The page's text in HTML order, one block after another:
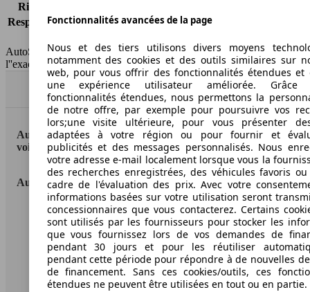
Risques partiels
Responsabilité civile -
AutoScout24 France SAS décline toute responsabilité concernant
l''exactitude des indications fournies.
Haut
AutoScout24: la plus grande plateforme en ligne de
voitures en Europe
AutoScout24
A propos d'AutoScout24
Conditions d'utilisation
Informations légales
Protection des données
Fonctionnalités avancées de la page
Nous et des tiers utilisons divers moyens
notamment des cookies et des outils similaires sur
web, pour vous offrir des fonctionnalités étendues et
une expérience utilisateur améliorée.
fonctionnalités étendues, nous permettons la
de notre offre, par exemple pour poursuivre vos
lors;une visite ultérieure, pour vous présenter
adaptées à votre région ou pour fournir et
publicités et des messages personnalisés. Nous
votre adresse e-mail localement lorsque vous la
des recherches enregistrées, des véhicules favoris
cadre de l'évaluation des prix. Avec votre
informations basées sur votre utilisation seront
concessionnaires que vous contacterez. Certains
sont utilisés par les fournisseurs pour stocker les
que vous fournissez lors de vos demandes de
pendant 30 jours et pour les réutiliser
pendant cette période pour répondre à de nouvelles
de financement. Sans ces cookies/outils, ces
étendues ne peuvent être utilisées en tout ou en partie.